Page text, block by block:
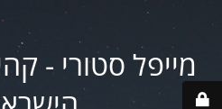
מייפל סטורי -